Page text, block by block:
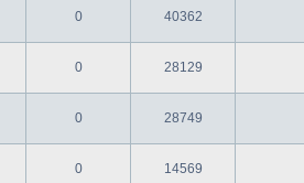
0 40362
0 28129
0 28749
0 14569